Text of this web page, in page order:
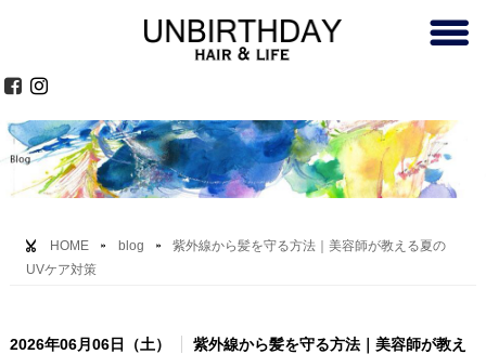
HOME blog
紫外線から髪を守る方法｜美容師が教える夏の
UVケア対策
2026年06月06日（土）
紫外線から髪を守る方法｜美容師が教え